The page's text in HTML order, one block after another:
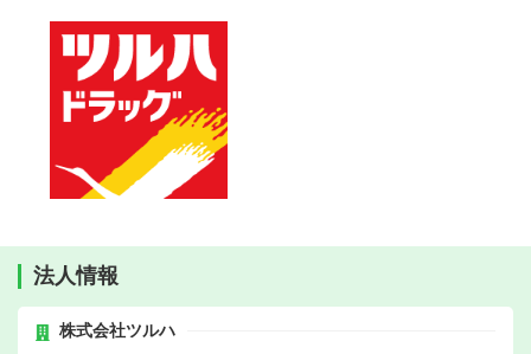
法人情報
株式会社ツルハ